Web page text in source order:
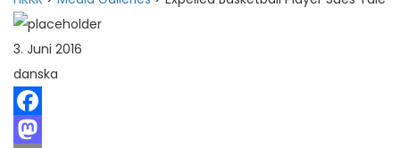
3. Juni 2016
danska
Facebook